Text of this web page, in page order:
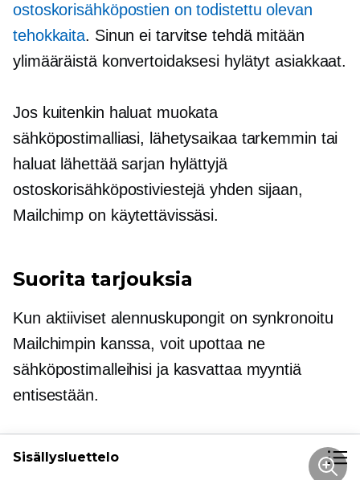
ostoskorisähköpostien on todistettu olevan
tehokkaita. Sinun ei tarvitse tehdä mitään
ylimääräistä konvertoidaksesi hylätyt asiakkaat.
Jos kuitenkin haluat muokata
sähköpostimalliasi, lähetysaikaa tarkemmin tai
haluat lähettää sarjan hylättyjä
ostoskorisähköpostiviestejä yhden sijaan,
Mailchimp on käytettävissäsi.
Suorita tarjouksia
Kun aktiiviset alennuskupongit on synkronoitu
Mailchimpin kanssa, voit upottaa ne
sähköpostimalleihisi ja kasvattaa myyntiä
entisestään.
Sisällysluettelo